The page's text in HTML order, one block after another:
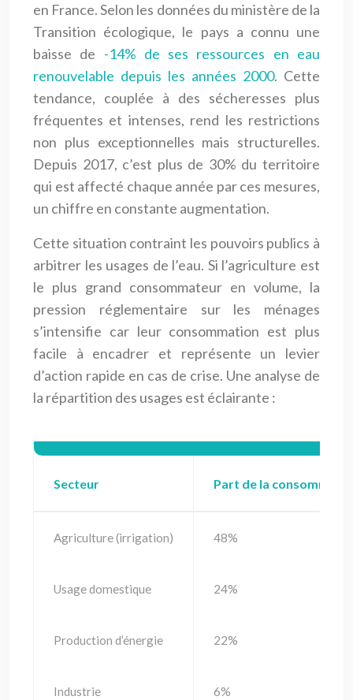
en France. Selon les données du ministère de la
Transition écologique, le pays a connu une
baisse de -14% de ses ressources en eau
renouvelable depuis les années 2000. Cette
tendance, couplée à des sécheresses plus
fréquentes et intenses, rend les restrictions
non plus exceptionnelles mais structurelles.
Depuis 2017, c’est plus de 30% du territoire
qui est affecté chaque année par ces mesures,
un chiffre en constante augmentation.
Cette situation contraint les pouvoirs publics à
arbitrer les usages de l’eau. Si l’agriculture est
le plus grand consommateur en volume, la
pression réglementaire sur les ménages
s’intensifie car leur consommation est plus
facile à encadrer et représente un levier
d’action rapide en cas de crise. Une analyse de
la répartition des usages est éclairante :
Secteur Part de la
Agriculture (irrigation) 48%
Usage domestique 24%
Production d’énergie 22%
Industrie 6%